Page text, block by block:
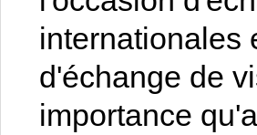
internationales
d'échange de
importance